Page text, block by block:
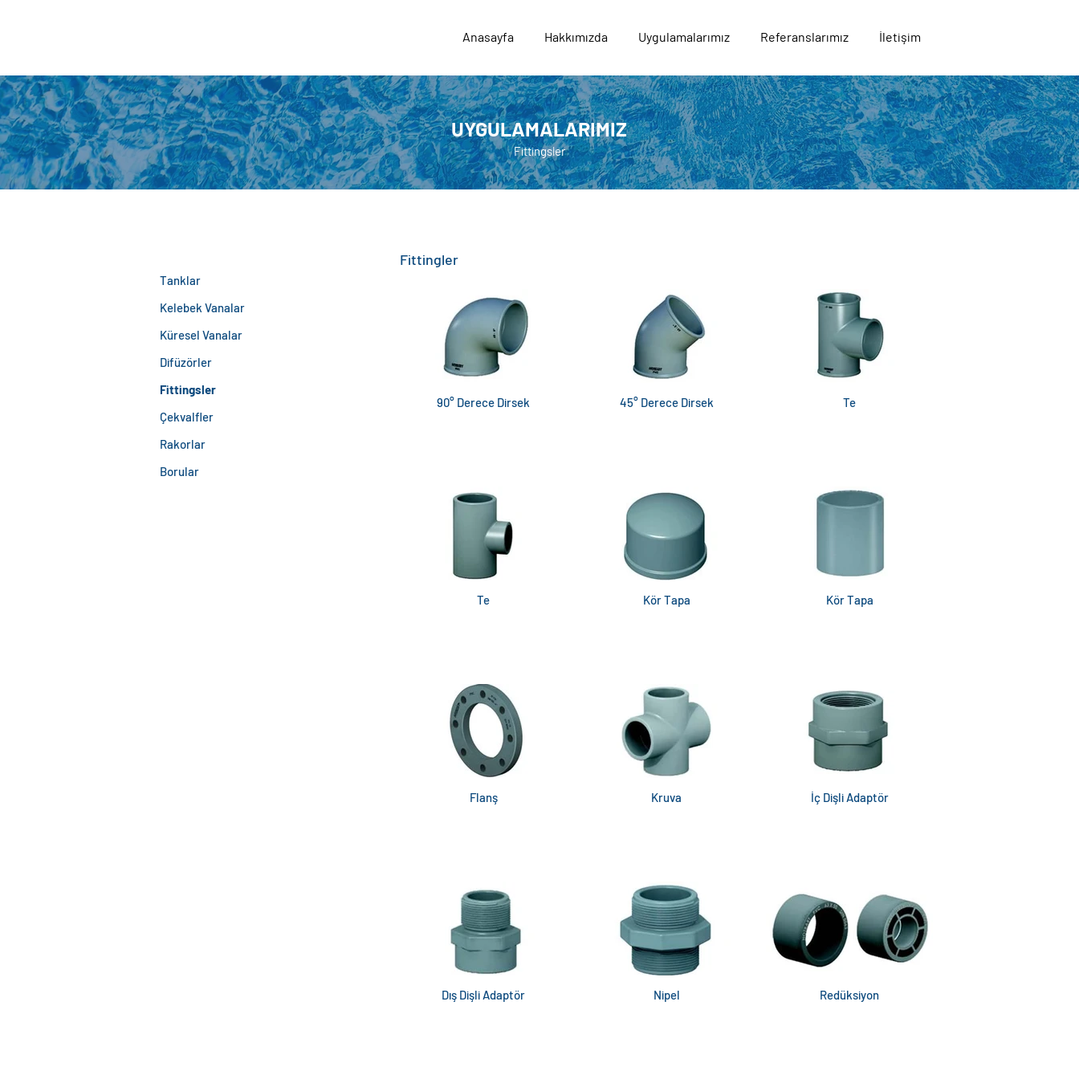
Anasayfa Hakkımızda Uygulamalarımız Referanslarımız İletişim
UYGULAMALARIMIZ
Fittingsler
Tanklar
Kelebek Vanalar
Küresel Vanalar
Difüzörler
Fittingsler
Çekvalfler
Rakorlar
Borular
Fittingler
90° Derece Dirsek 45° Derece Dirsek Te
Te Kör Tapa Kör Tapa
Flanş Kruva İç Dişli Adaptör
Dış Dişli Adaptör Nipel Redüksiyon